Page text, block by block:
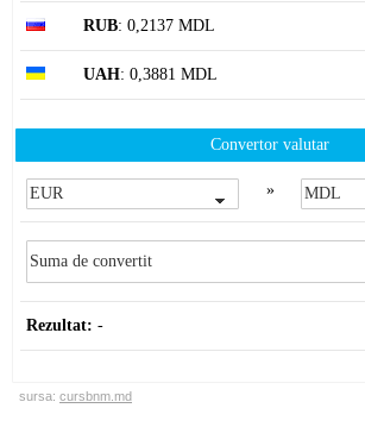
RUB: 0,2137 MDL
UAH: 0,3881 MDL
Convertor valutar
»
Rezultat: -
sursa: cursbnm.md